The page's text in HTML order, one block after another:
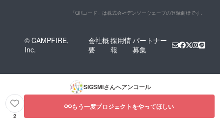
「QRコード」は株式会社デンソーウェーブの登録商標です。
© CAMPFIRE,
Inc.
会社概
要
採用情
報
パートナー
募集
SIGSMIさんへアンコール
2
もう一度プロジェクトをやってほしい